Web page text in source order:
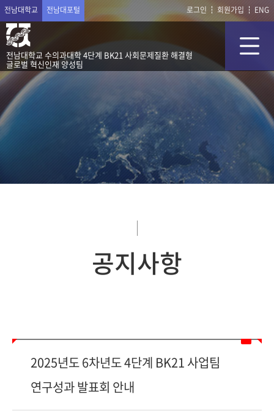
전남대학교 전남대포털 로그인 회원가입 ENG
전남대학교 수의과대학 4단계 BK21 사회문제질환 해결형
글로벌 혁신인재 양성팀
공지사항
2025년도 6차년도 4단계 BK21 사업팀
연구성과 발표회 안내